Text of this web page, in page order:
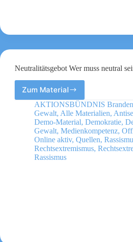
Neutralitätsgebot Wer muss neutral
Zum MaterialNeutralitätsgebot
Wer
muss
neutral
sein?
AKTIONSBÜNDNIS
Gewalt, Alle Materialien,
Demo-Material, Demokratie,
Gewalt, Medienkompetenz,
Online aktiv, Quellen,
Rechtsextremismus,
Rassismus